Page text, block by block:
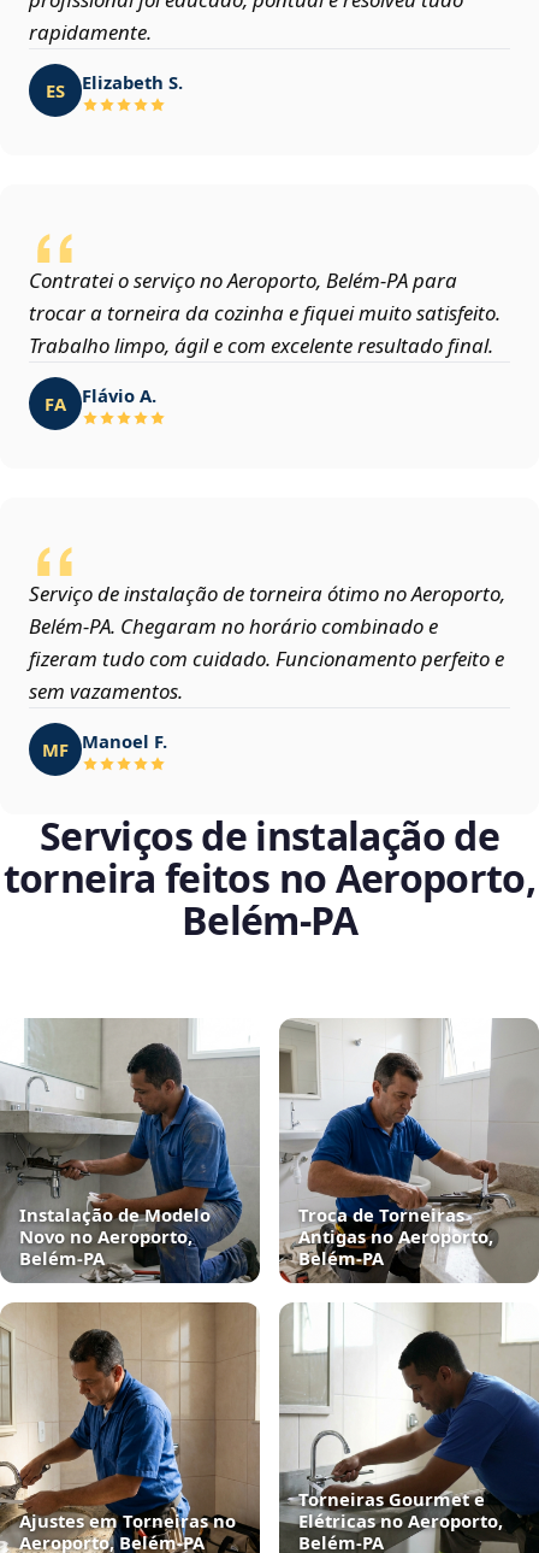
rapidamente.
ES Elizabeth S.
Contratei o serviço no Aeroporto, Belém‑PA para
trocar a torneira da cozinha e fiquei muito satisfeito.
Trabalho limpo, ágil e com excelente resultado final.
FA Flávio A.
Serviço de instalação de torneira ótimo no Aeroporto,
Belém‑PA. Chegaram no horário combinado e
fizeram tudo com cuidado. Funcionamento perfeito e
sem vazamentos.
MF Manoel F.
Serviços de instalação de
torneira feitos no Aeroporto,
Belém‑PA
Instalação de Modelo
Novo no Aeroporto,
Belém‑PA
Troca de Torneiras
Antigas no Aeroporto,
Belém‑PA
Ajustes em Torneiras no
Aeroporto, Belém‑PA
Torneiras Gourmet e
Elétricas no Aeroporto,
Belém‑PA